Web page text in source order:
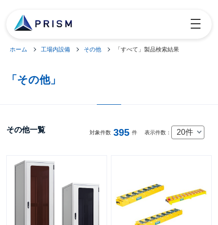
toggle
ホーム 工場内設備 その他 「すべて」製品検索結果
「その他」
その他一覧 対象件数 395 件 表示件数： 20件